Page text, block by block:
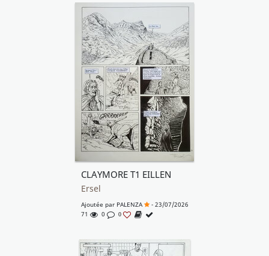
CLAYMORE T1 EILLEN
Ersel
Ajoutée par PALENZA
- 23/07/2026
71
0 0